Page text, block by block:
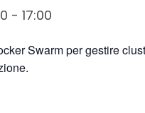
-17:00
Swarm per gestire